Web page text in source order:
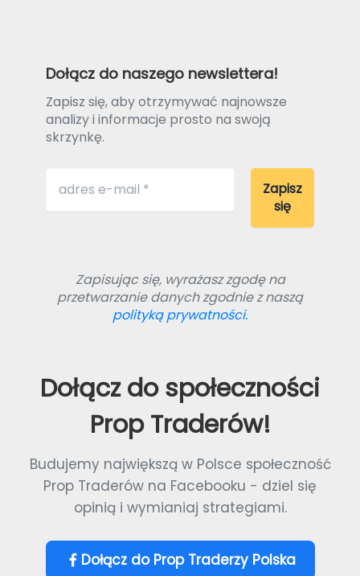
Dołącz do naszego newslettera!
Zapisz się, aby otrzymywać najnowsze
analizy i informacje prosto na swoją
skrzynkę.
Zapisując się, wyrażasz zgodę na
przetwarzanie danych zgodnie z naszą
polityką prywatności.
Dołącz do społeczności
Prop Traderów!
Budujemy największą w Polsce społeczność
Prop Traderów na Facebooku - dziel się
opinią i wymianiaj strategiami.
Dołącz do Prop Traderzy Polska